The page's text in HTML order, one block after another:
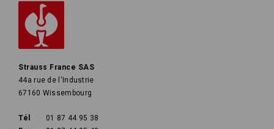
Strauss France SAS
44a rue de l'Industrie
67160 Wissembourg
Tél
01 87 44 95 38